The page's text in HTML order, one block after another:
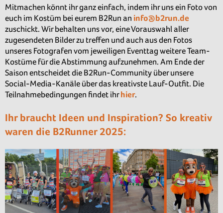
Mitmachen könnt ihr ganz einfach, indem ihr uns ein Foto von
euch im Kostüm bei eurem B2Run an info@b2run.de
zuschickt. Wir behalten uns vor, eine Vorauswahl aller
zugesendeten Bilder zu treffen und auch aus den Fotos
unseres Fotografen vom jeweiligen Eventtag weitere Team-
Kostüme für die Abstimmung aufzunehmen. Am Ende der
Saison entscheidet die B2Run-Community über unsere
Social-Media-Kanäle über das kreativste Lauf-Outfit. Die
Teilnahmebedingungen findet ihrhier.
Ihr braucht Ideen und Inspiration? So kreativ
waren die B2Runner 2025: